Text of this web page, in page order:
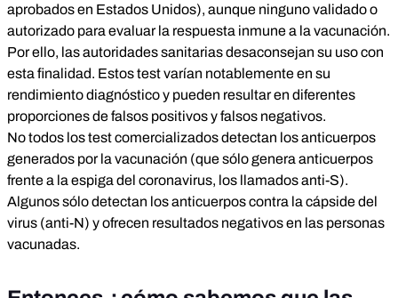
aprobados en Estados Unidos), aunque ninguno validado o
autorizado para evaluar la respuesta inmune a la vacunación.
Por ello, las autoridades sanitarias desaconsejan su uso con
esta finalidad. Estos test varían notablemente en su
rendimiento diagnóstico y pueden resultar en diferentes
proporciones de falsos positivos y falsos negativos.
No todos los test comercializados detectan los anticuerpos
generados por la vacunación (que sólo genera anticuerpos
frente a la espiga del coronavirus, los llamados anti-S).
Algunos sólo detectan los anticuerpos contra la cápside del
virus (anti-N) y ofrecen resultados negativos en las personas
vacunadas.